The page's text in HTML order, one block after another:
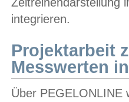
integrieren.
Projektarbeit
Messwerten
Über PEGELONLINE